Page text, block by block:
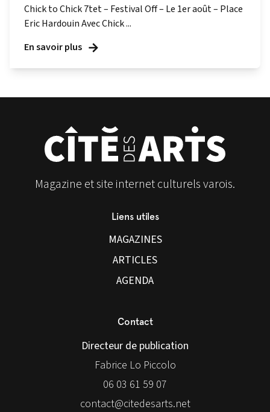
Chick to Chick 7tet – Festival Off – Le 1er août – Place
Eric Hardouin Avec Chick ...
En savoir plus
Magazine et site internet culturels varois.
Liens utiles
MAGAZINES
ARTICLES
AGENDA
Contact
Directeur de publication
Fabrice Lo Piccolo
06 03 61 59 07
contact@citedesarts.net